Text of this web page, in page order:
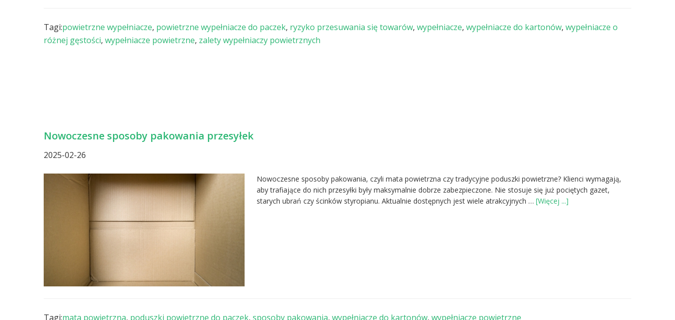
Tagi:powietrzne wypełniacze, powietrzne wypełniacze do paczek, ryzyko przesuwania się towarów, wypełniacze, wypełniacze do kartonów, wypełniacze o
różnej gęstości, wypełniacze powietrzne, zalety wypełniaczy powietrznych
Nowoczesne sposoby pakowania przesyłek
2025-02-26
Nowoczesne sposoby pakowania, czyli mata powietrzna czy tradycyjne poduszki powietrzne? Klienci wymagają,
aby trafiające do nich przesyłki były maksymalnie dobrze zabezpieczone. Nie stosuje się już pociętych gazet,
starych ubrań czy ścinków styropianu. Aktualnie dostępnych jest wiele atrakcyjnych … [Więcej ...]
Tagi:mata powietrzna, poduszki powietrzne do paczek, sposoby pakowania, wypełniacze do kartonów, wypełniacze powietrzne